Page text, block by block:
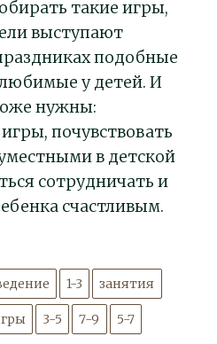
такие игры,
выступают
подобные
у детей. И
нужны:
почувствовать
в детской
сотрудничать и
счастливым.
1-3 занятия
3-5 7-9 5-7